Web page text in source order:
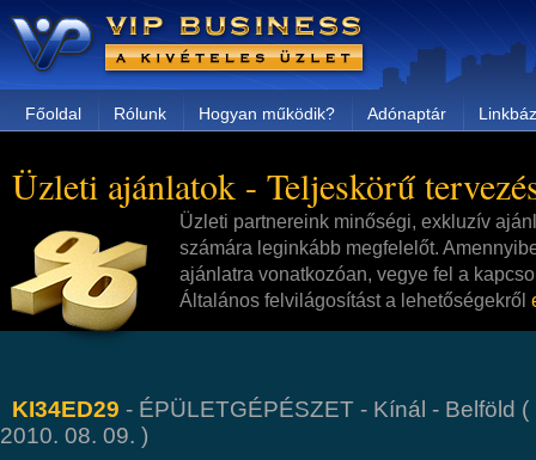
Főoldal Rólunk Hogyan működik? Adónaptár
Üzleti ajánlatok - Teljeskörű
Üzleti partnereink minőségi, exkluzív
számára leginkább megfelelőt.
ajánlatra vonatkozóan, vegye fel a
Általános felvilágosítást a lehetőségekről
KI34ED29 - ÉPÜLETGÉPÉSZET - Kínál - Belföld
2010. 08. 09. )